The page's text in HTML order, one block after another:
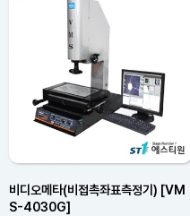
비디오메타(비접촉좌표측정기) [VM
S-4030G]